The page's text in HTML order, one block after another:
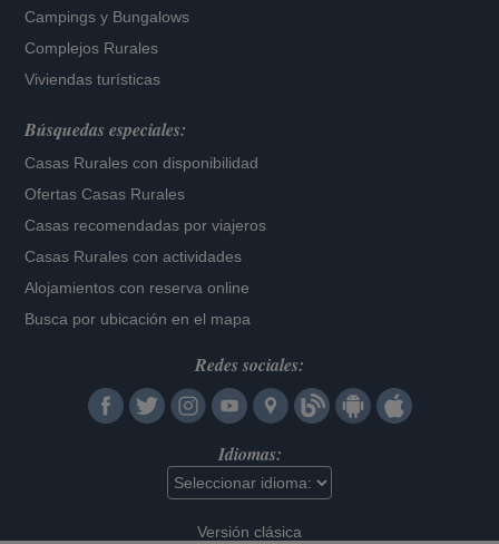
Campings y Bungalows
Complejos Rurales
Viviendas turísticas
Búsquedas especiales:
Casas Rurales con disponibilidad
Ofertas Casas Rurales
Casas recomendadas por viajeros
Casas Rurales con actividades
Alojamientos con reserva online
Busca por ubicación en el mapa
Redes sociales:
Idiomas:
Versión clásica